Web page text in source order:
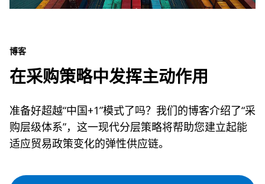
博客
在采购策略中发挥主动作用
准备好超越“中国+1”模式了吗？我们的博客介绍了“采
购层级体系”，这一现代分层策略将帮助您建立起能
适应贸易政策变化的弹性供应链。